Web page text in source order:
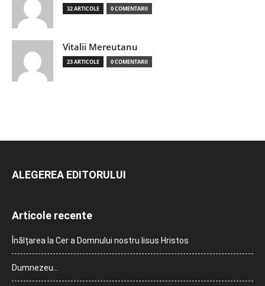
32 ARTICOLE 0 COMENTARII
Vitalii Mereutanu
23 ARTICOLE 0 COMENTARII
ALEGEREA EDITORULUI
Articole recente
Înălțarea la Cer a Domnului nostru Iisus Hristos
Dumnezeu…